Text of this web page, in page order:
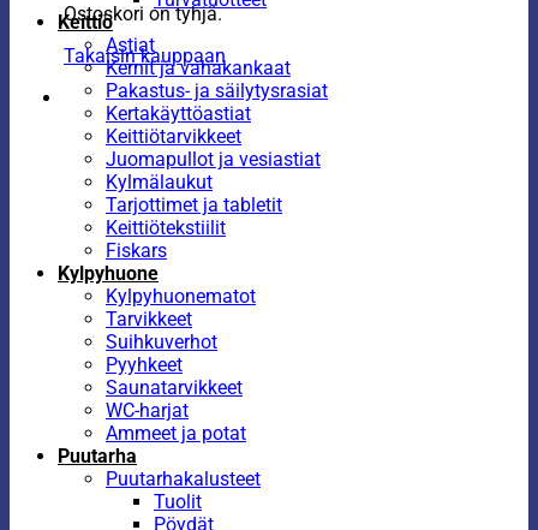
Ostoskori on tyhjä.
Takaisin kauppaan
Keittiö
Astiat
Kernit ja vahakankaat
Pakastus- ja säilytysrasiat
Kertakäyttöastiat
Keittiötarvikkeet
Juomapullot ja vesiastiat
Kylmälaukut
Tarjottimet ja tabletit
Keittiötekstiilit
Fiskars
Kylpyhuone
Kylpyhuonematot
Tarvikkeet
Suihkuverhot
Pyyhkeet
Saunatarvikkeet
WC-harjat
Ammeet ja potat
Puutarha
Puutarhakalusteet
Tuolit
Pöydät